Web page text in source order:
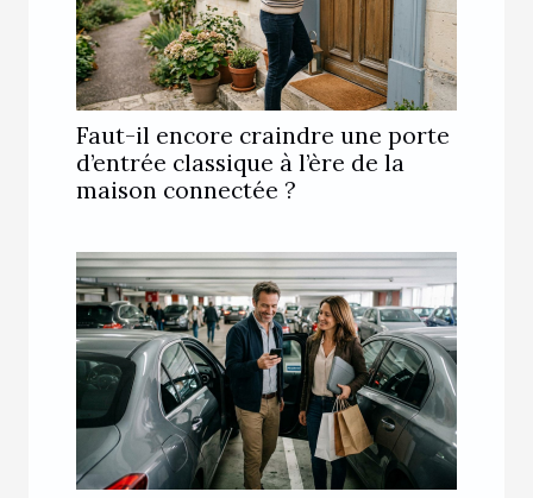
Faut-il encore craindre une porte
d’entrée classique à l’ère de la
maison connectée ?